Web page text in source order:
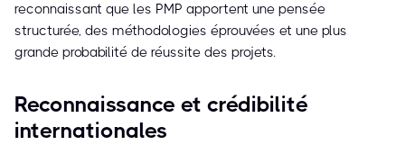
reconnaissant que les PMP apportent une pensée
structurée, des méthodologies éprouvées et une plus
grande probabilité de réussite des projets.
Reconnaissance et crédibilité
internationales